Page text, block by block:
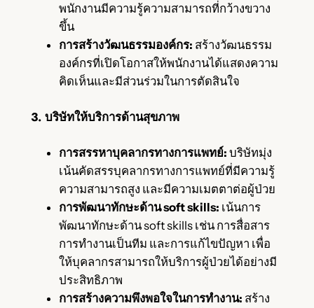
พนักงานมีความรู้ความสามารถที่กว้างขวาง
ขึ้น
การสร้างวัฒนธรรมองค์กร: สร้างวัฒนธรรม
องค์กรที่เปิดโอกาสให้พนักงานได้แสดงความ
คิดเห็นและมีส่วนร่วมในการตัดสินใจ
3. บริษัทให้บริการด้านสุขภาพ
การสรรหาบุคลากรทางการแพทย์: บริษัทมุ่ง
เน้นคัดสรรบุคลากรทางการแพทย์ที่มีความรู้
ความสามารถสูง และมีความเมตตาต่อผู้ป่วย
การพัฒนาทักษะด้าน soft skills: เน้นการ
พัฒนาทักษะด้าน soft skills เช่น การสื่อสาร
การทำงานเป็นทีม และการแก้ไขปัญหา เพื่อ
ให้บุคลากรสามารถให้บริการผู้ป่วยได้อย่างมี
ประสิทธิภาพ
การสร้างความพึงพอใจในการทำงาน: สร้าง